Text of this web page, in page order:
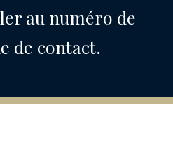
au numéro de
de contact.